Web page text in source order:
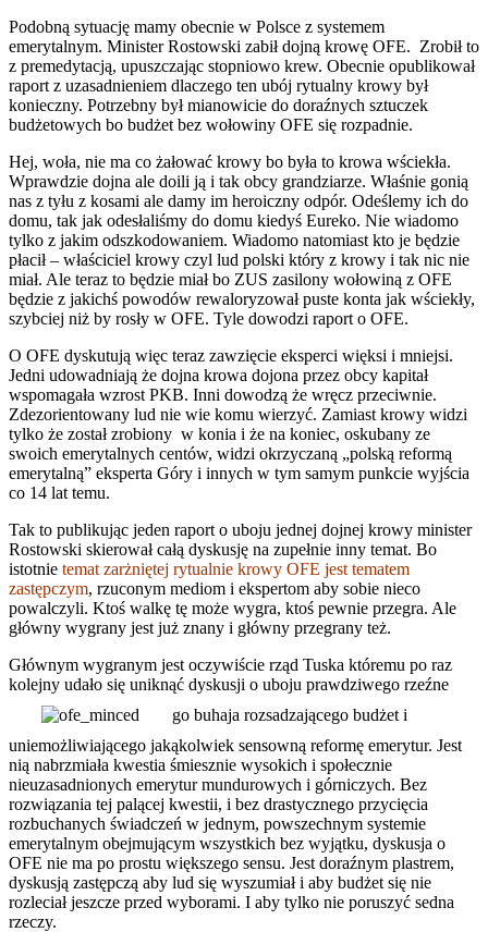
Podobną sytuację mamy obecnie w Polsce z systemem
emerytalnym. Minister Rostowski zabił dojną krowę OFE. Zrobił to
z premedytacją, upuszczając stopniowo krew. Obecnie opublikował
raport z uzasadnieniem dlaczego ten ubój rytualny krowy był
konieczny. Potrzebny był mianowicie do doraźnych sztuczek
budżetowych bo budżet bez wołowiny OFE się rozpadnie.
Hej, woła, nie ma co żałować krowy bo była to krowa wściekła.
Wprawdzie dojna ale doili ją i tak obcy grandziarze. Właśnie gonią
nas z tyłu z kosami ale damy im heroiczny odpór. Odeślemy ich do
domu, tak jak odesłaliśmy do domu kiedyś Eureko. Nie wiadomo
tylko z jakim odszkodowaniem. Wiadomo natomiast kto je będzie
płacił – właściciel krowy czyl lud polski który z krowy i tak nic nie
miał. Ale teraz to będzie miał bo ZUS zasilony wołowiną z OFE
będzie z jakichś powodów rewaloryzował puste konta jak wściekły,
szybciej niż by rosły w OFE. Tyle dowodzi raport o OFE.
O OFE dyskutują więc teraz zawzięcie eksperci więksi i mniejsi.
Jedni udowadniają że dojna krowa dojona przez obcy kapitał
wspomagała wzrost PKB. Inni dowodzą że wręcz przeciwnie.
Zdezorientowany lud nie wie komu wierzyć. Zamiast krowy widzi
tylko że został zrobiony w konia i że na koniec, oskubany ze
swoich emerytalnych centów, widzi okrzyczaną „polską reformą
emerytalną” eksperta Góry i innych w tym samym punkcie wyjścia
co 14 lat temu.
Tak to publikując jeden raport o uboju jednej dojnej krowy minister
Rostowski skierował całą dyskusję na zupełnie inny temat. Bo
istotnie temat zarżniętej rytualnie krowy OFE jest tematem
zastępczym, rzuconym mediom i ekspertom aby sobie nieco
powalczyli. Ktoś walkę tę może wygra, ktoś pewnie przegra. Ale
główny wygrany jest już znany i główny przegrany też.
Głównym wygranym jest oczywiście rząd Tuska któremu po raz
kolejny udało się uniknąć dyskusji o uboju prawdziwego rzeźne
go buhaja rozsadzającego budżet i
uniemożliwiającego jakąkolwiek sensowną reformę emerytur. Jest
nią nabrzmiała kwestia śmiesznie wysokich i społecznie
nieuzasadnionych emerytur mundurowych i górniczych. Bez
rozwiązania tej palącej kwestii, i bez drastycznego przycięcia
rozbuchanych świadczeń w jednym, powszechnym systemie
emerytalnym obejmującym wszystkich bez wyjątku, dyskusja o
OFE nie ma po prostu większego sensu. Jest doraźnym plastrem,
dyskusją zastępczą aby lud się wyszumiał i aby budżet się nie
rozleciał jeszcze przed wyborami. I aby tylko nie poruszyć sedna
rzeczy.